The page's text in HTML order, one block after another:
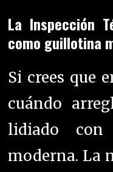
La Inspección
como guillotina
Si crees que
cuándo
lidiado con
moderna. La